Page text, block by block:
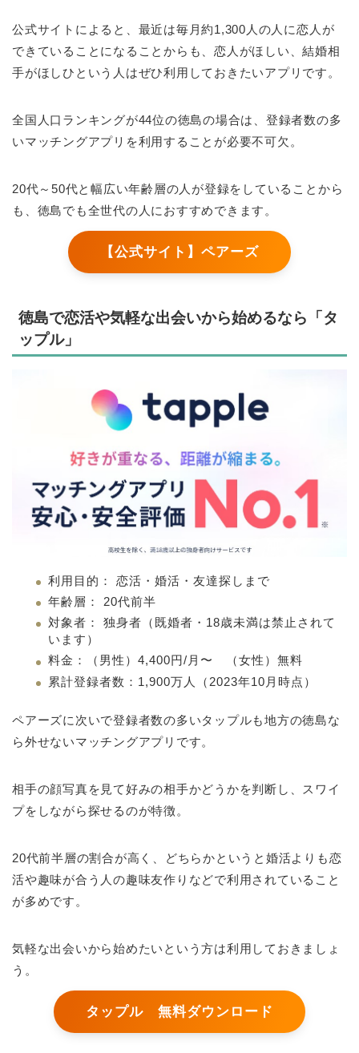
公式サイトによると、最近は毎月約1,300人の人に恋人が
できていることになることからも、恋人がほしい、結婚相
手がほしひという人はぜひ利用しておきたいアプリです。
全国人口ランキングが44位の徳島の場合は、登録者数の多
いマッチングアプリを利用することが必要不可欠。
20代～50代と幅広い年齢層の人が登録をしていることから
も、徳島でも全世代の人におすすめできます。
【公式サイト】ペアーズ
徳島で恋活や気軽な出会いから始めるなら「タ
ップル」
利用目的： 恋活・婚活・友達探しまで
年齢層： 20代前半
対象者： 独身者（既婚者・18歳未満は禁止されて
います）
料金：（男性）4,400円/月〜 （女性）無料
累計登録者数：1,900万人（2023年10月時点）
ペアーズに次いで登録者数の多いタップルも地方の徳島な
ら外せないマッチングアプリです。
相手の顔写真を見て好みの相手かどうかを判断し、スワイ
プをしながら探せるのが特徴。
20代前半層の割合が高く、どちらかというと婚活よりも恋
活や趣味が合う人の趣味友作りなどで利用されていること
が多めです。
気軽な出会いから始めたいという方は利用しておきましょ
う。
タップル 無料ダウンロード